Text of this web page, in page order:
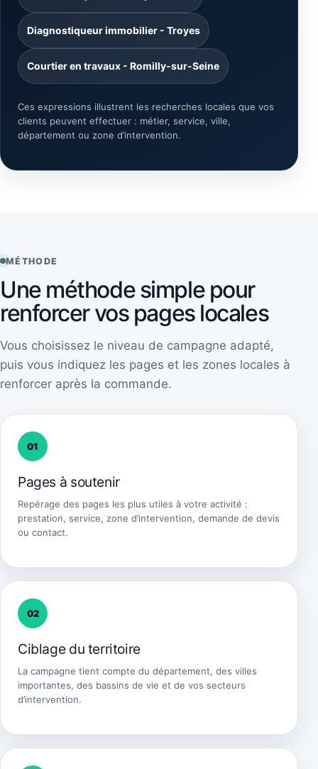
Diagnostiqueur immobilier - Troyes
Courtier en travaux - Romilly-sur-Seine
Ces expressions illustrent les recherches locales que vos
clients peuvent effectuer : métier, service, ville,
département ou zone d’intervention.
MÉTHODE
Une méthode simple pour
renforcer vos pages locales
Vous choisissez le niveau de campagne adapté,
puis vous indiquez les pages et les zones locales à
renforcer après la commande.
01
Pages à soutenir
Repérage des pages les plus utiles à votre activité :
prestation, service, zone d’intervention, demande de devis
ou contact.
02
Ciblage du territoire
La campagne tient compte du département, des villes
importantes, des bassins de vie et de vos secteurs
d’intervention.